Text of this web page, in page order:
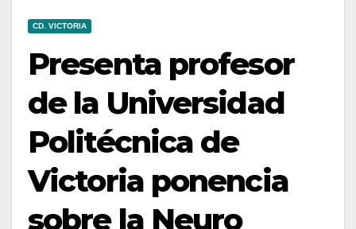
CD. VICTORIA
Presenta profesor
de la Universidad
Politécnica de
Victoria ponencia
sobre la Neuro